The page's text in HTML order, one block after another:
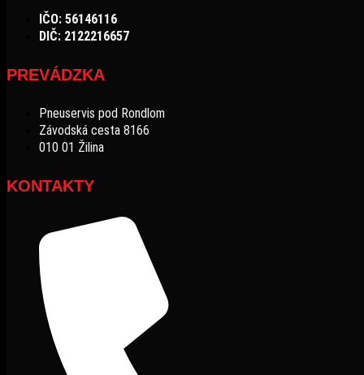
IČO: 56146116
DIČ: 2122216657
PREVÁDZKA
Pneuservis pod Rondlom
Závodská cesta 8166
010 01 Žilina
KONTAKTY